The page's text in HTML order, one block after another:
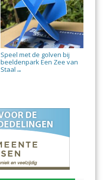
Speel met de golven bij
beeldenpark Een Zee van
Staal →